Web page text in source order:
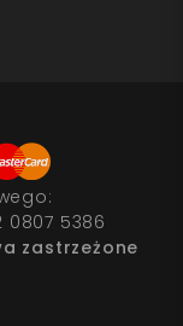
0807 5386
zastrzeżone